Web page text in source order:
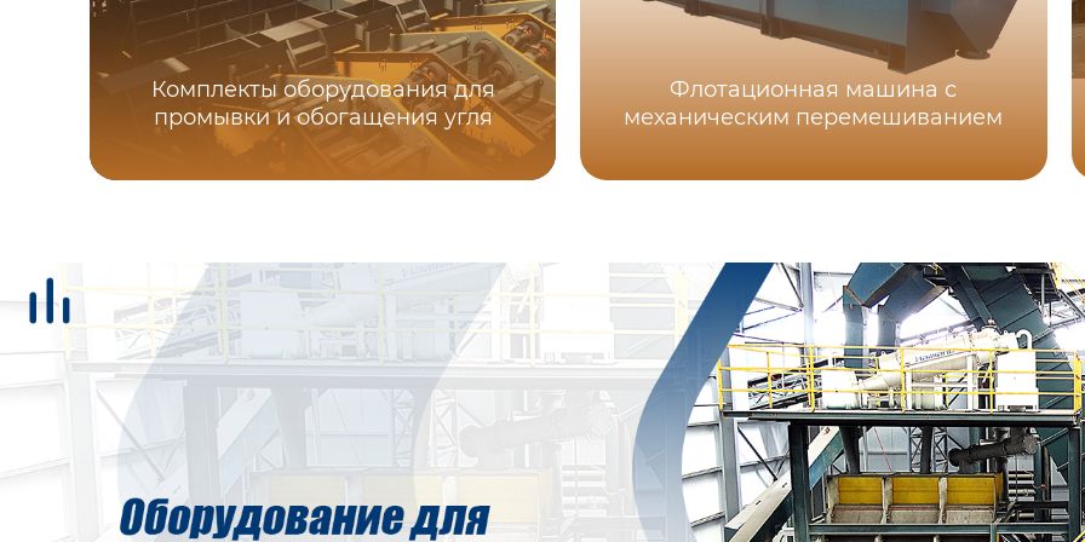
Комплекты оборудования для
промывки и обогащения угля
Флотационная машина с
механическим перемешиванием